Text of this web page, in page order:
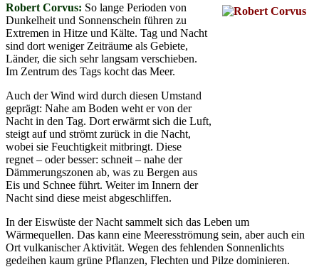
Robert Corvus: So lange Perioden von
Dunkelheit und Sonnenschein führen zu
Extremen in Hitze und Kälte. Tag und Nacht
sind dort weniger Zeiträume als Gebiete,
Länder, die sich sehr langsam verschieben.
Im Zentrum des Tags kocht das Meer.
Auch der Wind wird durch diesen Umstand
geprägt: Nahe am Boden weht er von der
Nacht in den Tag. Dort erwärmt sich die Luft,
steigt auf und strömt zurück in die Nacht,
wobei sie Feuchtigkeit mitbringt. Diese
regnet – oder besser: schneit – nahe der
Dämmerungszonen ab, was zu Bergen aus
Eis und Schnee führt. Weiter im Innern der
Nacht sind diese meist abgeschliffen.
In der Eiswüste der Nacht sammelt sich das Leben um
Wärmequellen. Das kann eine Meeresströmung sein, aber auch ein
Ort vulkanischer Aktivität. Wegen des fehlenden Sonnenlichts
gedeihen kaum grüne Pflanzen, Flechten und Pilze dominieren.